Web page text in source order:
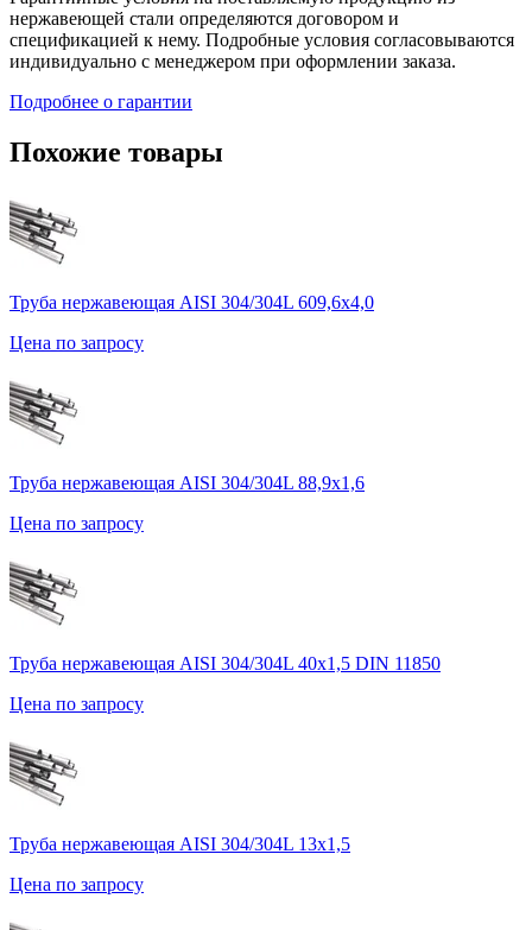
нержавеющей стали определяются договором и
спецификацией к нему. Подробные условия согласовываются
индивидуально с менеджером при оформлении заказа.
Подробнее о гарантии
Похожие товары
Труба нержавеющая AISI 304/304L 609,6х4,0
Цена по запросу
Труба нержавеющая AISI 304/304L 88,9х1,6
Цена по запросу
Труба нержавеющая AISI 304/304L 40х1,5 DIN 11850
Цена по запросу
Труба нержавеющая AISI 304/304L 13х1,5
Цена по запросу